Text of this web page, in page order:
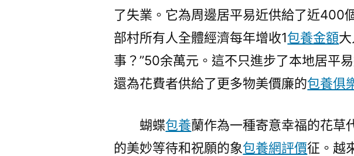
了失業。它為周邊居平易近供給了近400
部村所有人全體經濟每年增收1包養金額
事？”50余萬元。這不只進步了本地居平
還為花費者供給了更多物美價廉的包養俱
蝴蝶包養蘭作為一種寄意幸福的花草
的美妙等待和祝願的象包養網評價征。越